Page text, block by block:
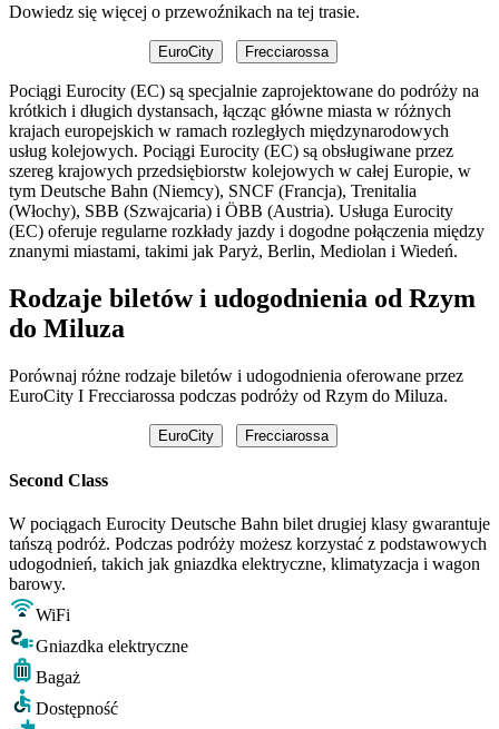
Dowiedz się więcej o przewoźnikach na tej trasie.
EuroCity Frecciarossa
Pociągi Eurocity (EC) są specjalnie zaprojektowane do podróży na
krótkich i długich dystansach, łącząc główne miasta w różnych
krajach europejskich w ramach rozległych międzynarodowych
usług kolejowych. Pociągi Eurocity (EC) są obsługiwane przez
szereg krajowych przedsiębiorstw kolejowych w całej Europie, w
tym Deutsche Bahn (Niemcy), SNCF (Francja), Trenitalia
(Włochy), SBB (Szwajcaria) i ÖBB (Austria). Usługa Eurocity
(EC) oferuje regularne rozkłady jazdy i dogodne połączenia między
znanymi miastami, takimi jak Paryż, Berlin, Mediolan i Wiedeń.
Rodzaje biletów i udogodnienia od Rzym
do Miluza
Porównaj różne rodzaje biletów i udogodnienia oferowane przez
EuroCity I Frecciarossa podczas podróży od Rzym do Miluza.
EuroCity Frecciarossa
Second Class
W pociągach Eurocity Deutsche Bahn bilet drugiej klasy gwarantuje
tańszą podróż. Podczas podróży możesz korzystać z podstawowych
udogodnień, takich jak gniazdka elektryczne, klimatyzacja i wagon
barowy.
WiFi
Gniazdka elektryczne
Bagaż
Dostępność